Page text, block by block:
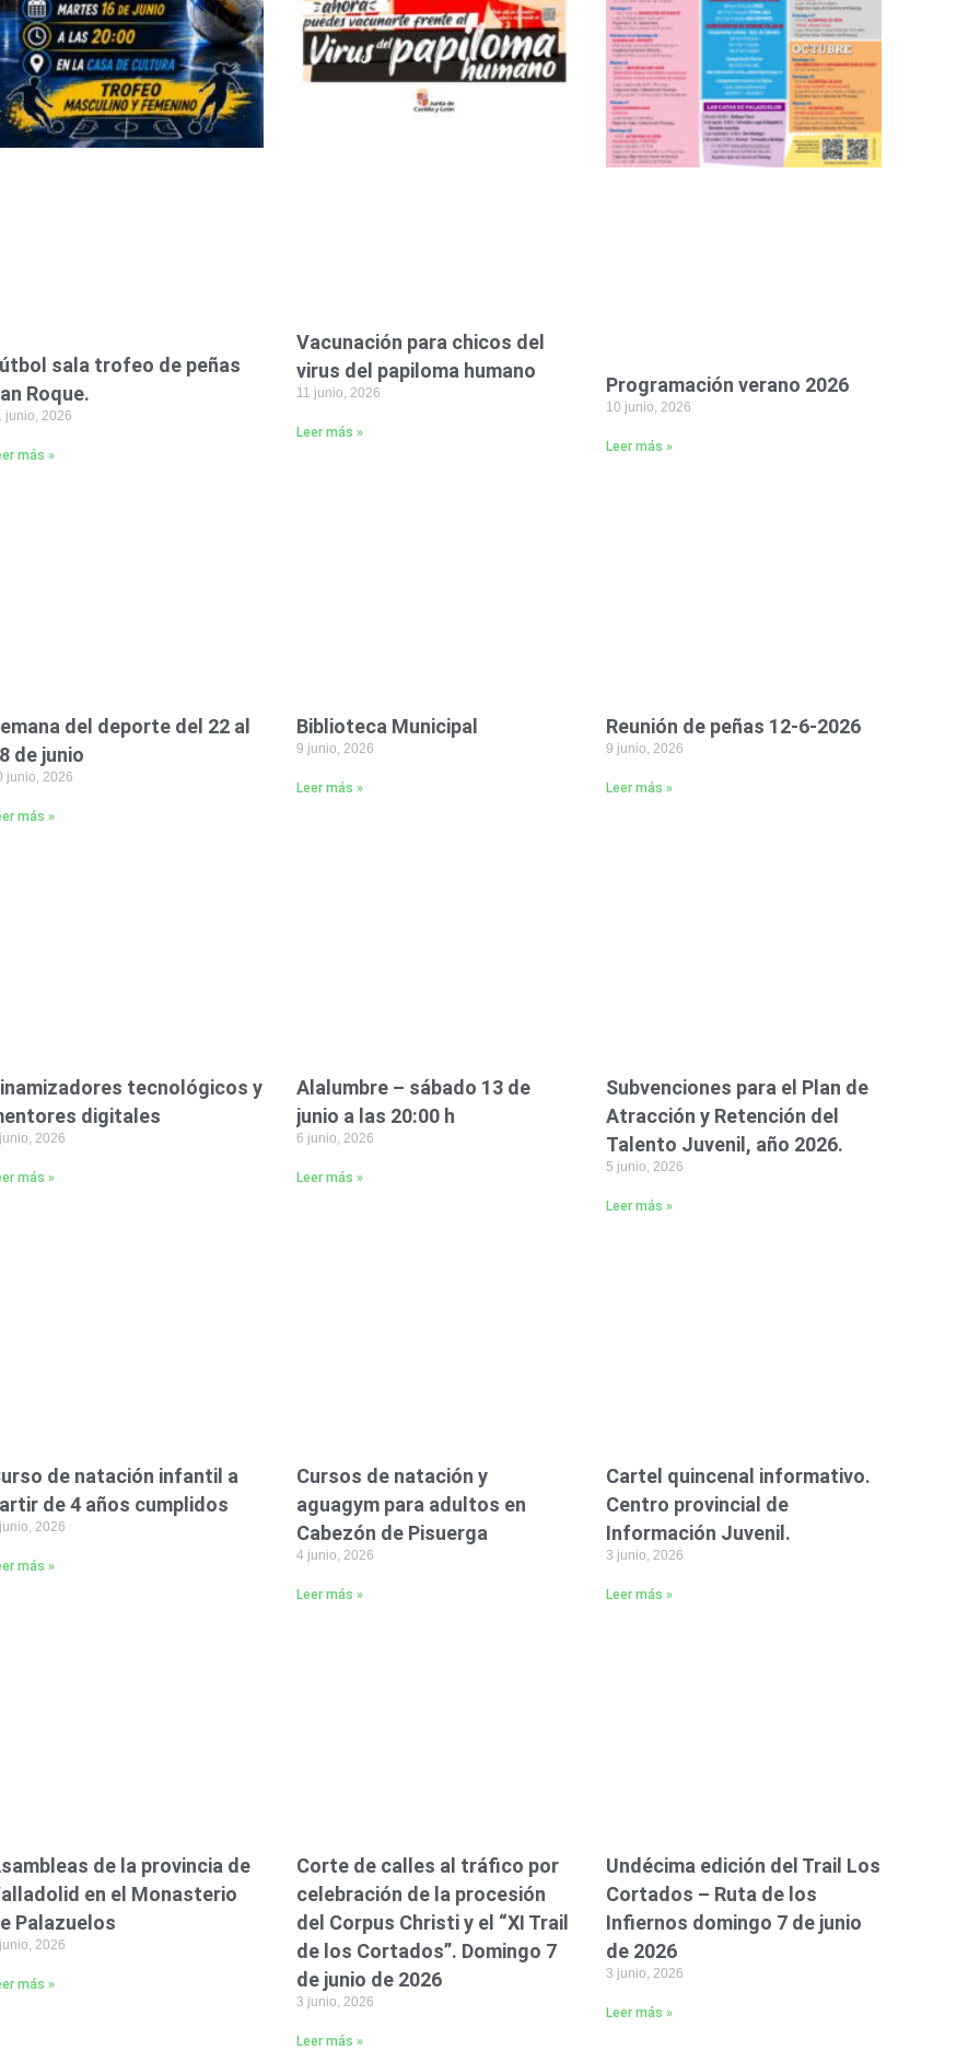
sala trofeo de peñas
Roque.
junio, 2026
más »
Vacunación para chicos del
virus del papiloma humano
11 junio, 2026
Leer más »
Programación verano 2026
10 junio, 2026
Leer más »
del deporte del 22 al
de junio
junio, 2026
más »
Biblioteca Municipal
9 junio, 2026
Leer más »
Reunión de peñas 12-6-2026
9 junio, 2026
Leer más »
tecnológicos y
digitales
2026
más »
Alalumbre – sábado 13 de
junio a las 20:00 h
6 junio, 2026
Leer más »
Subvenciones para el Plan de
Atracción y Retención del
Talento Juvenil, año 2026.
5 junio, 2026
Leer más »
de natación infantil a
de 4 años cumplidos
2026
más »
Cursos de natación y
aguagym para adultos en
Cabezón de Pisuerga
4 junio, 2026
Leer más »
Cartel quincenal informativo.
Centro provincial de
Información Juvenil.
3 junio, 2026
Leer más »
de la provincia de
en el Monasterio
Palazuelos
2026
más »
Corte de calles al tráfico por
celebración de la procesión
del Corpus Christi y el “XI Trail
de los Cortados”. Domingo 7
de junio de 2026
3 junio, 2026
Leer más »
Undécima edición del Trail Los
Cortados – Ruta de los
Infiernos domingo 7 de junio
de 2026
3 junio, 2026
Leer más »